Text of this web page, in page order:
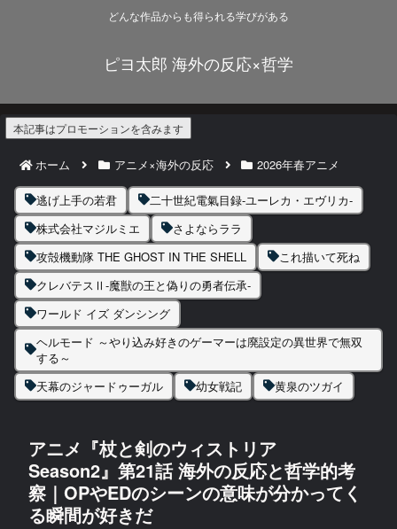
どんな作品からも得られる学びがある
ピヨ太郎 海外の反応×哲学
本記事はプロモーションを含みます
ホーム アニメ×海外の反応 2026年春アニメ
逃げ上手の若君
二十世紀電氣目録-ユーレカ・エヴリカ-
株式会社マジルミエ
さよならララ
攻殻機動隊 THE GHOST IN THE SHELL
これ描いて死ね
クレバテスⅡ-魔獣の王と偽りの勇者伝承-
ワールド イズ ダンシング
ヘルモード ～やり込み好きのゲーマーは廃設定の異世界で無双
する～
天幕のジャードゥーガル
幼女戦記 黄泉のツガイ
アニメ『杖と剣のウィストリア
Season2』第21話 海外の反応と哲学的考
察｜OPやEDのシーンの意味が分かってく
る瞬間が好きだ